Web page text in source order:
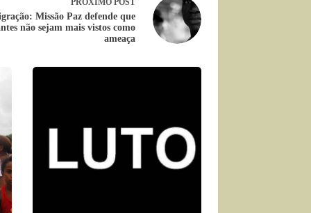
Missão Paz defende que
não sejam mais vistos como
ameaça